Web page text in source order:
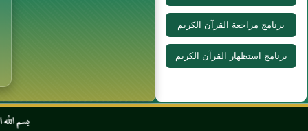
برنامج مراجعة القرآن الكريم
برنامج استظهار القرآن الكريم
بسم الله الرحمن